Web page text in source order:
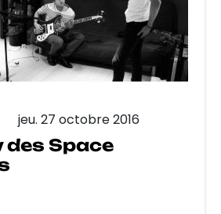
jeu. 27 octobre 2016
Space